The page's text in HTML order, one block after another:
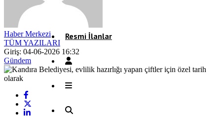
Röportaj
Resmi İlanlar
Haber Merkezi
TÜM YAZILARI
Giriş: 04-06-2026 16:32
Gündem